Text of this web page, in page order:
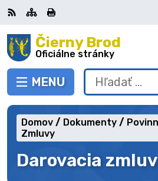
Preskočiť
na
obsah Čierny Brod
Oficiálne stránky
PREPNÚŤ
MENU
RSS MapaTlačiť
Hľadať:
Darovacia
Domov Dokumenty
Zmluvy